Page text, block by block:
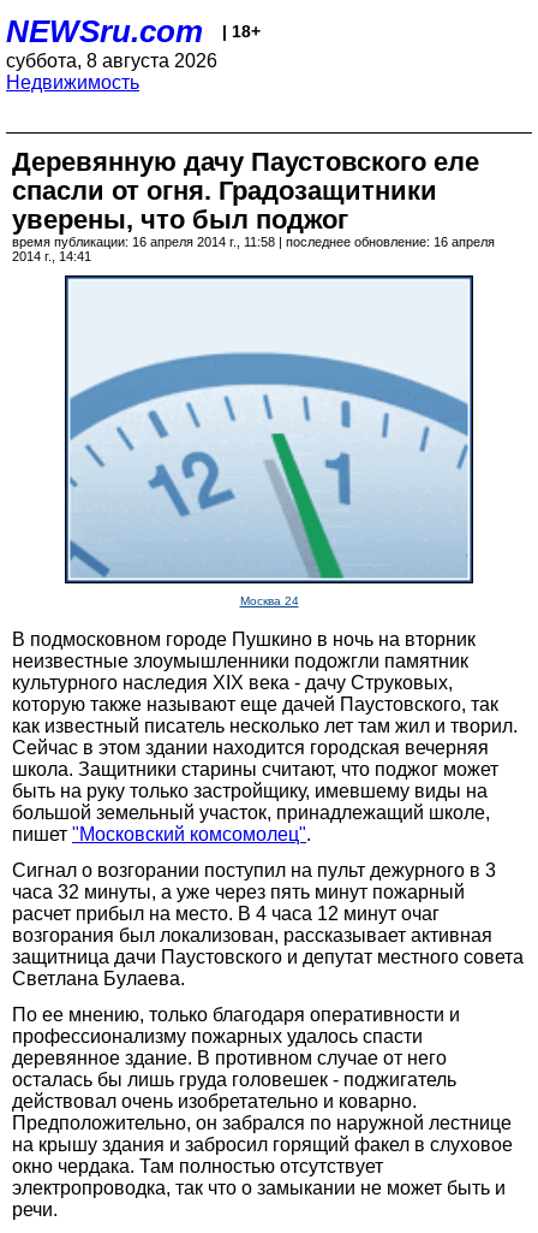
NEWSru.com | 18+
суббота, 8 августа 2026
Недвижимость
Деревянную дачу Паустовского еле
спасли от огня. Градозащитники
уверены, что был поджог
время публикации: 16 апреля 2014 г., 11:58 | последнее обновление: 16 апреля
2014 г., 14:41
Москва 24
В подмосковном городе Пушкино в ночь на вторник
неизвестные злоумышленники подожгли памятник
культурного наследия XIX века - дачу Струковых,
которую также называют еще дачей Паустовского, так
как известный писатель несколько лет там жил и творил.
Сейчас в этом здании находится городская вечерняя
школа. Защитники старины считают, что поджог может
быть на руку только застройщику, имевшему виды на
большой земельный участок, принадлежащий школе,
пишет "Московский комсомолец".
Сигнал о возгорании поступил на пульт дежурного в 3
часа 32 минуты, а уже через пять минут пожарный
расчет прибыл на место. В 4 часа 12 минут очаг
возгорания был локализован, рассказывает активная
защитница дачи Паустовского и депутат местного совета
Светлана Булаева.
По ее мнению, только благодаря оперативности и
профессионализму пожарных удалось спасти
деревянное здание. В противном случае от него
осталась бы лишь груда головешек - поджигатель
действовал очень изобретательно и коварно.
Предположительно, он забрался по наружной лестнице
на крышу здания и забросил горящий факел в слуховое
окно чердака. Там полностью отсутствует
электропроводка, так что о замыкании не может быть и
речи.